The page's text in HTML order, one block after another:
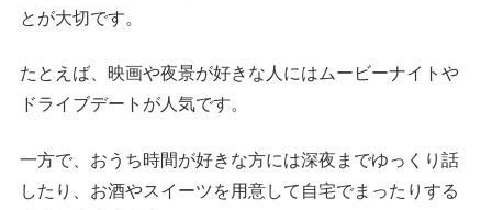
とが大切です。
たとえば、映画や夜景が好きな人にはムービーナイトや
ドライブデートが人気です。
一方で、おうち時間が好きな方には深夜までゆっくり話
したり、お酒やスイーツを用意して自宅でまったりする